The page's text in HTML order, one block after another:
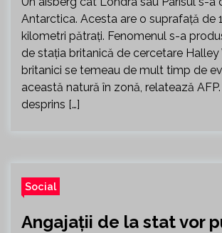
Antarctica. Acesta are o suprafaţă de
kilometri pătraţi. Fenomenul s-a
de staţia britanică de cercetare Halley
britanici se temeau de mult timp de
această natură în zonă, relatează
desprins […]
Social
Angajații de la stat vor